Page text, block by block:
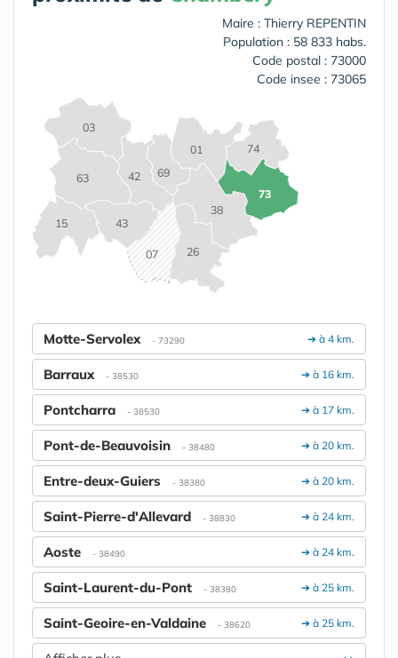
Maire : Thierry REPENTIN
Population : 58 833 habs.
Code postal : 73000
Code insee : 73065
01
03
07
15
26
38
42
43
63
69
73
74
➔ à 4 km.
Motte-Servolex - 73290
➔ à 16 km.
Barraux - 38530
➔ à 17 km.
Pontcharra - 38530
➔ à 20 km.
Pont-de-Beauvoisin - 38480
➔ à 20 km.
Entre-deux-Guiers - 38380
➔ à 24 km.
Saint-Pierre-d'Allevard - 38830
➔ à 24 km.
Aoste - 38490
➔ à 25 km.
Saint-Laurent-du-Pont - 38380
➔ à 25 km.
Saint-Geoire-en-Valdaine - 38620